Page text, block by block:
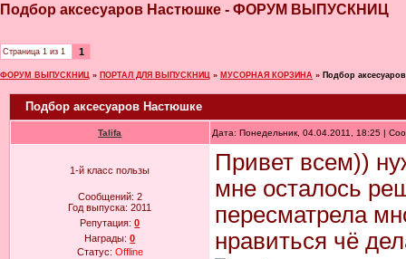
Подбор аксесуаров Настюшке - ФОРУМ ВЫПУСКНИЦ
Страница 1 из 1 1
ФОРУМ ВЫПУСКНИЦ » ПОРТАЛ ДЛЯ ВЫПУСКНИЦ » МУСОРНАЯ КОРЗИНА » Подбор
Подбор аксесуаров Настюшке
Talifa Дата: Понедельник, 04.04.2011, 18:25 |
1-й класс пользы
Сообщений: 2
Год выпуска:2011
Репутация:0
Награды:0
Статус: Offline
Привет всем))
мне осталось
пересматрела
нравиться чё